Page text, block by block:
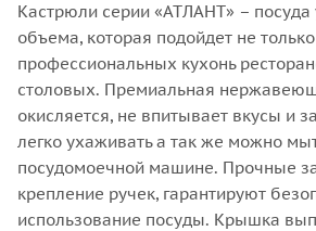
Кастрюли серии «АТЛАНТ» – посуда
объема, которая подойдет не
профессиональных кухонь
столовых. Премиальная
окисляется, не впитывает вкусы и
легко ухаживать а так же можно
посудомоечной машине. Прочные
крепление ручек, гарантируют
использование посуды. Крышка